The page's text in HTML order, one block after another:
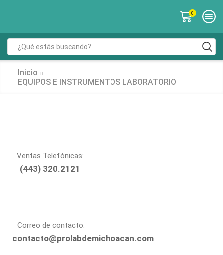
0
Inicio
EQUIPOS E INSTRUMENTOS LABORATORIO
Ventas Telefónicas:
(443) 320.2121
Correo de contacto:
contacto@prolabdemichoacan.com